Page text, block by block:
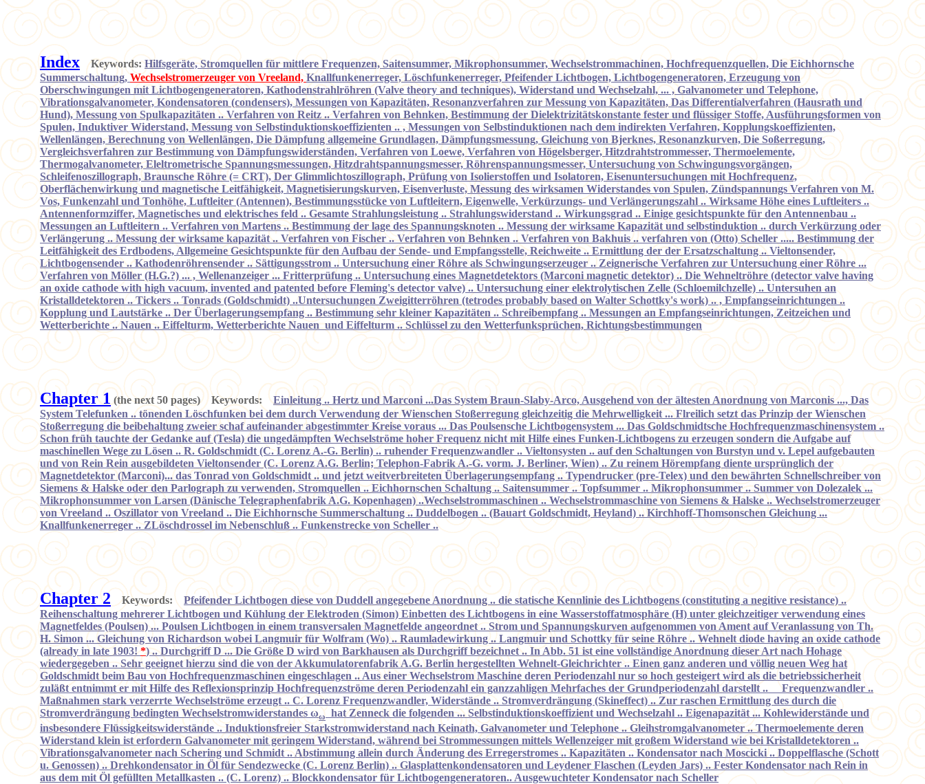
Index Keywords:Hilfsgeräte, Stromquellen für mittlere Frequenzen, Saitensummer, Mikrophonsummer, Wechselstrommachinen, Hochfrequenzquellen, Die Eichhornsche
Summerschaltung,Wechselstromerzeuger von Vreeland,Knallfunkenerreger, Löschfunkenerreger, Pfeifender Lichtbogen, Lichtbogengeneratoren, Erzeugung von
Oberschwingungen mit Lichtbogengeneratoren, Kathodenstrahlröhren (Valve theory and techniques), Widerstand und Wechselzahl, ... , Galvanometer und Telephone,
Vibrationsgalvanometer, Kondensatoren (condensers), Messungen von Kapazitäten, Resonanzverfahren zur Messung von Kapazitäten, Das Differentialverfahren (Hausrath und
Hund), Messung von Spulkapazitäten .. Verfahren von Reitz .. Verfahren von Behnken, Bestimmung der Dielektrizitätskonstante fester und flüssiger Stoffe, Ausführungsformen von
Spulen, Induktiver Widerstand, Messung von Selbstinduktionskoeffizienten .. , Messungen von Selbstinduktionen nach dem indirekten Verfahren, Kopplungskoeffizienten,
Wellenlängen, Berechnung von Wellenlängen, Die Dämpfung allgemeine Grundlagen, Dämpfungsmessung, Gleichung von Bjerknes, Resonanzkurven, Die Soßerregung,
Vergleichsverfahren zur Bestimmung von Dämpfungswiderständen, Verfahren von Loewe, Verfahren von Högelsberger, Hitzdrahtstrommesser, Thermoelemente,
Thermogalvanometer, Eleltrometrische Spannungsmessungen, Hitzdrahtspannungsmesser, Röhrenspannungsmesser, Untersuchung von Schwingungsvorgängen,
Schleifenoszillograph, Braunsche Röhre (= CRT), Der Glimmlichtoszillograph, Prüfung von Isolierstoffen und Isolatoren, Eisenuntersuchungen mit Hochfrequenz,
Oberflächenwirkung und magnetische Leitfähigkeit, Magnetisierungskurven, Eisenverluste, Messung des wirksamen Widerstandes von Spulen, Zündspannungs Verfahren von M.
Vos, Funkenzahl und Tonhöhe, Luftleiter (Antennen), Bestimmungsstücke von Luftleitern, Eigenwelle, Verkürzungs- und Verlängerungszahl .. Wirksame Höhe eines Luftleiters ..
Antennenformziffer, Magnetisches und elektrisches feld .. Gesamte Strahlungsleistung .. Strahlungswiderstand .. Wirkungsgrad .. Einige gesichtspunkte für den Antennenbau ..
Messungen an Luftleitern .. Verfahren von Martens .. Bestimmung der lage des Spannungsknoten .. Messung der wirksame Kapazität und selbstinduktion .. durch Verkürzung oder
Verlängerung .. Messung der wirksame kapazität .. Verfahren von Fischer .. Verfahren von Behnken .. Verfahren von Bakhuis .. verfahren von (Otto) Scheller ..... Bestimmung der
Leitfähigkeit des Erdbodens, Allgemeine Gesichtspunkte für den Aufbau der Sende- und Empfangsstelle, Reichweite .. Ermittlung der der Ersatzschaltung .. Vieltonsender,
Lichtbogensender .. Kathodenröhrensender .. Sättigungsstrom .. Untersuchung einer Röhre als Schwingungserzeuger .. Zeignerische Verfahren zur Untersuchung einer Röhre ...
Verfahren von Möller (H.G.?) ... , Wellenanzeiger ... Fritterprüfung .. Untersuchung eines Magnetdetektors (Marconi magnetic detektor) .. Die Wehneltröhre (detector valve having
an oxide cathode with high vacuum, invented and patented before Fleming's detector valve) .. Untersuchung einer elektrolytischen Zelle (Schloemilchzelle) .. Untersuhen an
Kristalldetektoren .. Tickers .. Tonrads (Goldschmidt) ..Untersuchungen Zweigitterröhren (tetrodes probably based on Walter Schottky's work) .. , Empfangseinrichtungen ..
Kopplung und Lautstärke .. Der Überlagerungsempfang .. Bestimmung sehr kleiner Kapazitäten .. Schreibempfang .. Messungen an Empfangseinrichtungen, Zeitzeichen und
Wetterberichte .. Nauen .. Eiffelturm, Wetterberichte Nauen und Eiffelturm .. Schlüssel zu den Wetterfunksprüchen, Richtungsbestimmungen
Chapter 1 (the next 50 pages) Keywords:Einleitung .. Hertz und Marconi ...Das System Braun-Slaby-Arco, Ausgehend von der ältesten Anordnung von Marconis ..., Das
System Telefunken .. tönenden Löschfunken bei dem durch Verwendung der Wienschen Stoßerregung gleichzeitig die Mehrwelligkeit ... Flreilich setzt das Prinzip der Wienschen
Stoßerregung die beibehaltung zweier schaf aufeinander abgestimmter Kreise voraus ... Das Poulsensche Lichtbogensystem ... Das Goldschmidtsche Hochfrequenzmaschinensystem ..
Schon früh tauchte der Gedanke auf (Tesla) die ungedämpften Wechselströme hoher Frequenz nicht mit Hilfe eines Funken-Lichtbogens zu erzeugen sondern die Aufgabe auf
maschinellen Wege zu Lösen .. R. Goldschmidt (C. Lorenz A.-G. Berlin) .. ruhender Frequenzwandler .. Vieltonsysten .. auf den Schaltungen von Burstyn und v. Lepel aufgebauten
und von Rein Rein ausgebildeten Vieltonsender (C. Lorenz A.G. Berlin; Telephon-Fabrik A.-G. vorm. J. Berliner, Wien) .. Zu reinem Hörempfang diente ursprünglich der
Magnetdetektor (Marconi)... das Tonrad von Goldschmidt .. und jetzt weitverbreiteten Überlagerungsempfang .. Typendrucker (pre-Telex) und den bewährten Schnellschreiber von
Siemens & Halske oder den Parlograph zu verwenden, Stromquellen .. Eichhornschen Schaltung .. Saitensummer .. Topfsummer .. Mikrophonsummer .. Summer von Dolezalek ...
Mikrophonsummer von Larsen (Dänische Telegraphenfabrik A.G. Kopenhagen) ..Wechselstrommaschinen .. Wechselstrommaschine von Siemens & Halske .. Wechselstromerzeuger
von Vreeland .. Oszillator von Vreeland .. Die Eichhornsche Summerschaltung .. Duddelbogen .. (Bauart Goldschmidt, Heyland) .. Kirchhoff-Thomsonschen Gleichung ...
Knallfunkenerreger .. ZLöschdrossel im Nebenschluß .. Funkenstrecke von Scheller ..
Chapter 2 Keywords: Pfeifender Lichtbogen diese von Duddell angegebene Anordnung .. die statische Kennlinie des Lichtbogens (constituting a negitive resistance) ..
Reihenschaltung mehrerer Lichtbogen und Kühlung der Elektroden (Simon) Einbetten des Lichtbogens in eine Wasserstoffatmosphäre (H) unter gleichzeitiger verwendung eines
Magnetfeldes (Poulsen) ... Poulsen Lichtbogen in einem transversalen Magnetfelde angeordnet .. Strom und Spannungskurven aufgenommen von Ament auf Veranlassung von Th.
H. Simon ... Gleichung von Richardson wobei Langmuir für Wolfram (Wo) .. Raumladewirkung .. Langmuir und Schottky für seine Röhre .. Wehnelt diode having an oxide cathode
(already in late 1903!*) .. Durchgriff D ... Die Größe D wird von Barkhausen als Durchgriff bezeichnet .. In Abb. 51 ist eine vollständige Anordnung dieser Art nach Hohage
wiedergegeben .. Sehr geeignet hierzu sind die von der Akkumulatorenfabrik A.G. Berlin hergestellten Wehnelt-Gleichrichter .. Einen ganz anderen und völlig neuen Weg hat
Goldschmidt beim Bau von Hochfrequenzmaschinen eingeschlagen .. Aus einer Wechselstrom Maschine deren Periodenzahl nur so hoch gesteigert wird als die betriebssicherheit
zuläßt entnimmt er mit Hilfe des Reflexionsprinzip Hochfrequenzströme deren Periodenzahl ein ganzzahligen Mehrfaches der Grundperiodenzahl darstellt .. Frequenzwandler ..
Maßnahmen stark verzerrte Wechselströme erzeugt .. C. Lorenz Frequenzwandler, Widerstände .. Stromverdrängung (Skineffect) .. Zur raschen Ermittlung des durch die
Stromverdrängung bedingten Wechselstromwiderstandes ωωhat Zenneck die folgenden ... Selbstinduktionskoeffizient und Wechselzahl .. Eigenapazität ... Kohlewiderstände und
insbesondere Flüssigkeitswiderstände .. Induktionsfreier Starkstromwiderstand nach Keinath, Galvanometer und Telephone .. Gleihstromgalvanometer .. Thermoelemente deren
Widerstand klein ist erfordern Galvanometer mit geringem Widerstand, während bei Strommessungen mittels Wellenzeiger mit großem Widerstand wie bei Kristalldetektoren ..
Vibrationsgalvanometer nach Schering und Schmidt .. Abstimmung allein durch Änderung des Erregerstromes .. Kapazitäten .. Kondensator nach Moscicki .. Doppelflasche (Schott
u. Genossen) .. Drehkondensator in Öl für Sendezwecke (C. Lorenz Berlin) .. Glasplattenkondensatoren und Leydener Flaschen (Leyden Jars) .. Fester Kondensator nach Rein in
aus dem mit Öl gefüllten Metallkasten .. (C. Lorenz) .. Blockkondensator für Lichtbogengeneratoren.. Ausgewuchteter Kondensator nach Scheller